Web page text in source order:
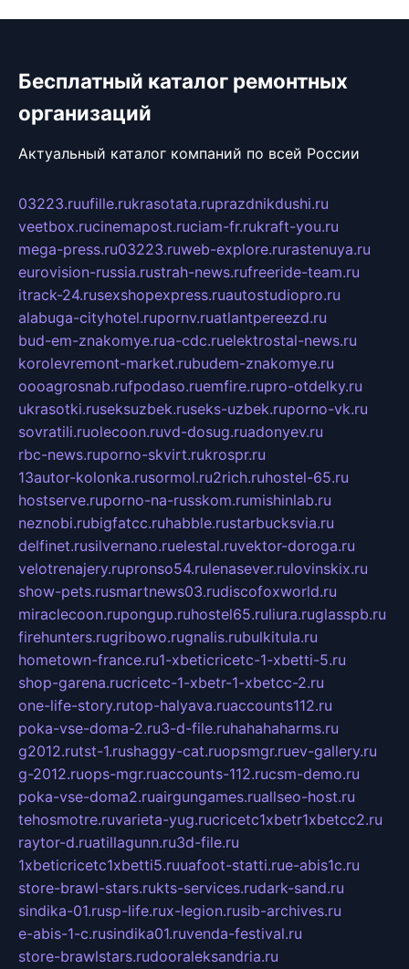
Бесплатный каталог ремонтных
организаций
Актуальный каталог компаний по всей России
03223.ruufille.rukrasotata.ruprazdnikdushi.ru
veetbox.rucinemapost.ruciam-fr.rukraft-you.ru
mega-press.ru03223.ruweb-explore.rurastenuya.ru
eurovision-russia.rustrah-news.rufreeride-team.ru
itrack-24.rusexshopexpress.ruautostudiopro.ru
alabuga-cityhotel.rupornv.ruatlantpereezd.ru
bud-em-znakomye.rua-cdc.ruelektrostal-news.ru
korolevremont-market.rubudem-znakomye.ru
oooagrosnab.rufpodaso.ruemfire.rupro-otdelky.ru
ukrasotki.ruseksuzbek.ruseks-uzbek.ruporno-vk.ru
sovratili.ruolecoon.ruvd-dosug.ruadonyev.ru
rbc-news.ruporno-skvirt.rukrospr.ru
13autor-kolonka.rusormol.ru2rich.ruhostel-65.ru
hostserve.ruporno-na-russkom.rumishinlab.ru
neznobi.rubigfatcc.ruhabble.rustarbucksvia.ru
delfinet.rusilvernano.ruelestal.ruvektor-doroga.ru
velotrenajery.rupronso54.rulenasever.rulovinskix.ru
show-pets.rusmartnews03.rudiscofoxworld.ru
miraclecoon.rupongup.ruhostel65.ruliura.ruglasspb.ru
firehunters.rugribowo.rugnalis.rubulkitula.ru
hometown-france.ru1-xbeticricetc-1-xbetti-5.ru
shop-garena.rucricetc-1-xbetr-1-xbetcc-2.ru
one-life-story.rutop-halyava.ruaccounts112.ru
poka-vse-doma-2.ru3-d-file.ruhahahaharms.ru
g2012.rutst-1.rushaggy-cat.ruopsmgr.ruev-gallery.ru
g-2012.ruops-mgr.ruaccounts-112.rucsm-demo.ru
poka-vse-doma2.ruairgungames.ruallseo-host.ru
tehosmotre.ruvarieta-yug.rucricetc1xbetr1xbetcc2.ru
raytor-d.ruatillagunn.ru3d-file.ru
1xbeticricetc1xbetti5.ruuafoot-statti.rue-abis1c.ru
store-brawl-stars.rukts-services.rudark-sand.ru
sindika-01.rusp-life.rux-legion.rusib-archives.ru
e-abis-1-c.rusindika01.ruvenda-festival.ru
store-brawlstars.rudooraleksandria.ru